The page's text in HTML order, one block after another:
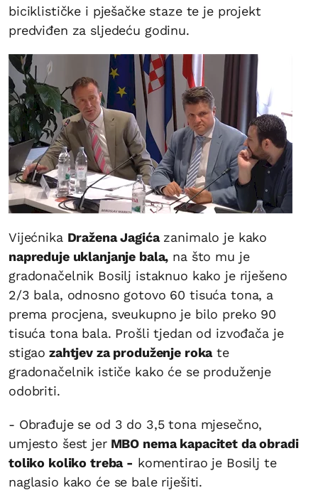
biciklističke i pješačke staze te je projekt
predviđen za sljedeću godinu.
Vijećnika Dražena Jagićazanimalo je kako
napreduje uklanjanje bala, na što mu je
gradonačelnik Bosilj istaknuo kako je riješeno
2/3 bala, odnosno gotovo 60 tisuća tona, a
prema procjena, sveukupno je bilo preko 90
tisuća tona bala. Prošli tjedan od izvođača je
stigao zahtjev za produženje rokate
gradonačelnik ističe kako će se produženje
odobriti.
- Obrađuje se od 3 do 3,5 tona mjesečno,
umjesto šest jerMBO nema kapacitet da obradi
toliko koliko treba - komentirao je Bosilj te
naglasio kako će se bale riješiti.